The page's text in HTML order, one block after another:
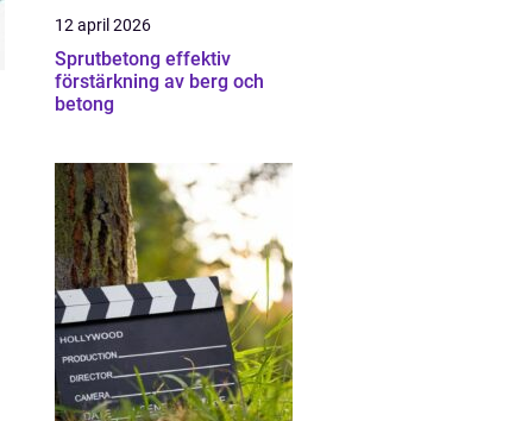
12 april 2026
Sprutbetong effektiv
förstärkning av berg och
betong